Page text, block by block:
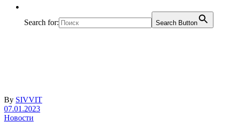
Search for: Search Button
By SIVVIT
07.01.2023
Новости